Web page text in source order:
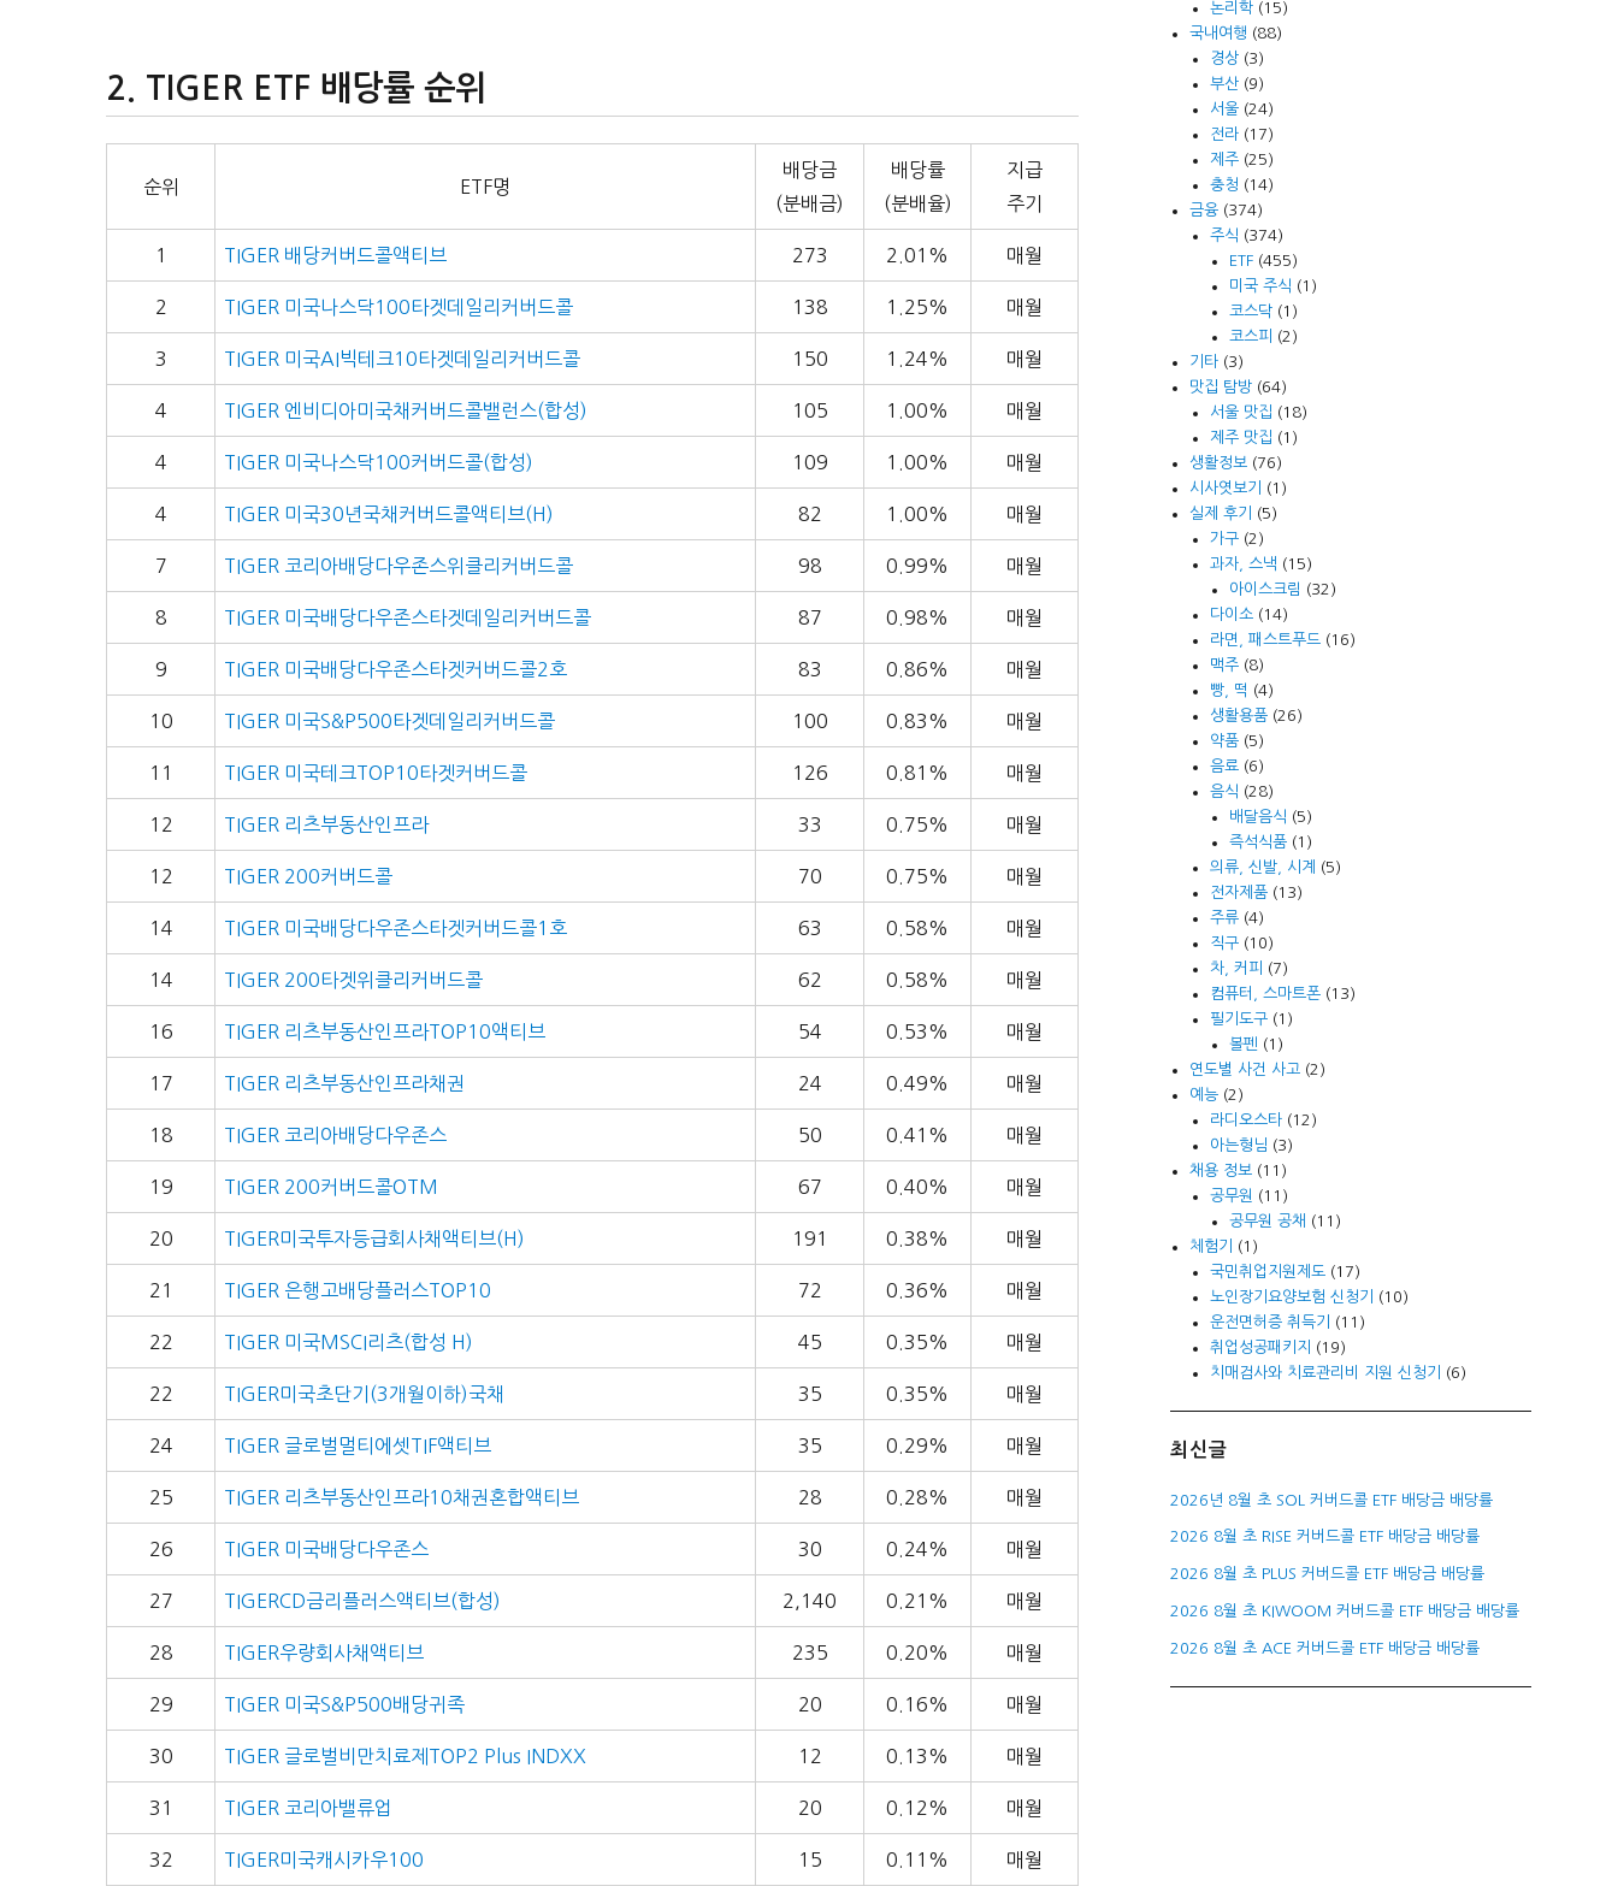
TIGER ETF 배당률 순위
순위 ETF명
배당금
(분배금)
배당률
(분배율)
지급
주기
1 TIGER 배당커버드콜액티브 273 2.01% 매월
2 TIGER 미국나스닥100타겟데일리커버드콜 138 1.25% 매월
3 TIGER 미국AI빅테크10타겟데일리커버드콜 150 1.24% 매월
4 TIGER 엔비디아미국채커버드콜밸런스(합성) 105 1.00% 매월
4 TIGER 미국나스닥100커버드콜(합성) 109 1.00% 매월
4 TIGER 미국30년국채커버드콜액티브(H) 82 1.00% 매월
7 TIGER 코리아배당다우존스위클리커버드콜 98 0.99% 매월
8 TIGER 미국배당다우존스타겟데일리커버드콜 87 0.98% 매월
9 TIGER 미국배당다우존스타겟커버드콜2호 83 0.86% 매월
10 TIGER 미국S&P500타겟데일리커버드콜 100 0.83% 매월
11 TIGER 미국테크TOP10타겟커버드콜 126 0.81% 매월
12 TIGER 리츠부동산인프라 33 0.75% 매월
12 TIGER 200커버드콜 70 0.75% 매월
14 TIGER 미국배당다우존스타겟커버드콜1호 63 0.58% 매월
14 TIGER 200타겟위클리커버드콜 62 0.58% 매월
16 TIGER 리츠부동산인프라TOP10액티브 54 0.53% 매월
17 TIGER 리츠부동산인프라채권 24 0.49% 매월
18 TIGER 코리아배당다우존스 50 0.41% 매월
19 TIGER 200커버드콜OTM 67 0.40% 매월
20 TIGER미국투자등급회사채액티브(H) 191 0.38% 매월
21 TIGER 은행고배당플러스TOP10 72 0.36% 매월
22 TIGER 미국MSCI리츠(합성 H) 45 0.35% 매월
22 TIGER미국초단기(3개월이하)국채 35 0.35% 매월
24 TIGER 글로벌멀티에셋TIF액티브 35 0.29% 매월
25 TIGER 리츠부동산인프라10채권혼합액티브 28 0.28% 매월
26 TIGER 미국배당다우존스 30 0.24% 매월
27 TIGERCD금리플러스액티브(합성) 2,140 0.21% 매월
28 TIGER우량회사채액티브 235 0.20% 매월
29 TIGER 미국S&P500배당귀족 20 0.16% 매월
30 TIGER 글로벌비만치료제TOP2 Plus INDXX 12 0.13% 매월
31 TIGER 코리아밸류업 20 0.12% 매월
32 TIGER미국캐시카우100 15 0.11% 매월
논리학(15)
국내여행 (88)
경상(3)
부산(9)
서울(24)
전라(17)
제주(25)
충청 (14)
금융 (374)
주식 (374)
ETF(455)
미국 주식 (1)
코스닥(1)
코스피
(2)
기타 (3)
맛집 탐방 (64)
서울 맛집 (18)
제주 맛집 (1)
생활정보 (76)
시사엿보기
(1)
실제 후기
(5)
가구(2)
과자, 스낵 (15)
아이스크림 (32)
다이소(14)
라면, 패스트푸드(16)
맥주(8)
빵, 떡 (4)
생활용품(26)
약품(5)
음료(6)
음식 (28)
배달음식 (5)
즉석식품(1)
의류, 신발, 시계
(5)
전자제품(13)
주류(4)
직구(10)
차, 커피
(7)
컴퓨터, 스마트폰(13)
필기도구(1)
볼펜 (1)
연도별 사건 사고 (2)
예능 (2)
라디오스타(12)
아는형님 (3)
채용 정보 (11)
공무원
(11)
공무원 공채 (11)
체험기
(1)
국민취업지원제도(17)
노인장기요양보험 신청기
(10)
운전면허증 취득기
(11)
취업성공패키지
(19)
치매검사와 치료관리비 지원 신청기
(6)
최신글
2026년 8월 초 SOL 커버드콜 ETF 배당금 배당률
2026 8월 초 RISE 커버드콜 ETF 배당금 배당률
2026 8월 초 PLUS 커버드콜 ETF 배당금 배당률
2026 8월 초 KIWOOM 커버드콜 ETF 배당금 배당률
2026 8월 초 ACE 커버드콜 ETF 배당금 배당률